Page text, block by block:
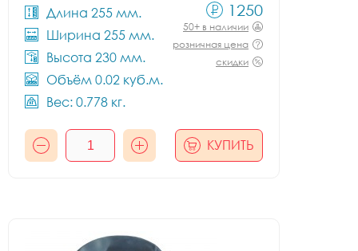
Длина 255 мм.
Ширина 255 мм.
Высота 230 мм.
Объём 0.02 куб.м.
Вес: 0.778 кг.
1250
50+ в наличии
розничная цена
скидки
КУПИТЬ